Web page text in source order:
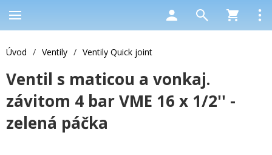
Úvod / Ventily / Ventily Quick joint
Ventil s maticou a vonkaj.
závitom 4 bar VME 16 x 1/2'' -
zelená páčka